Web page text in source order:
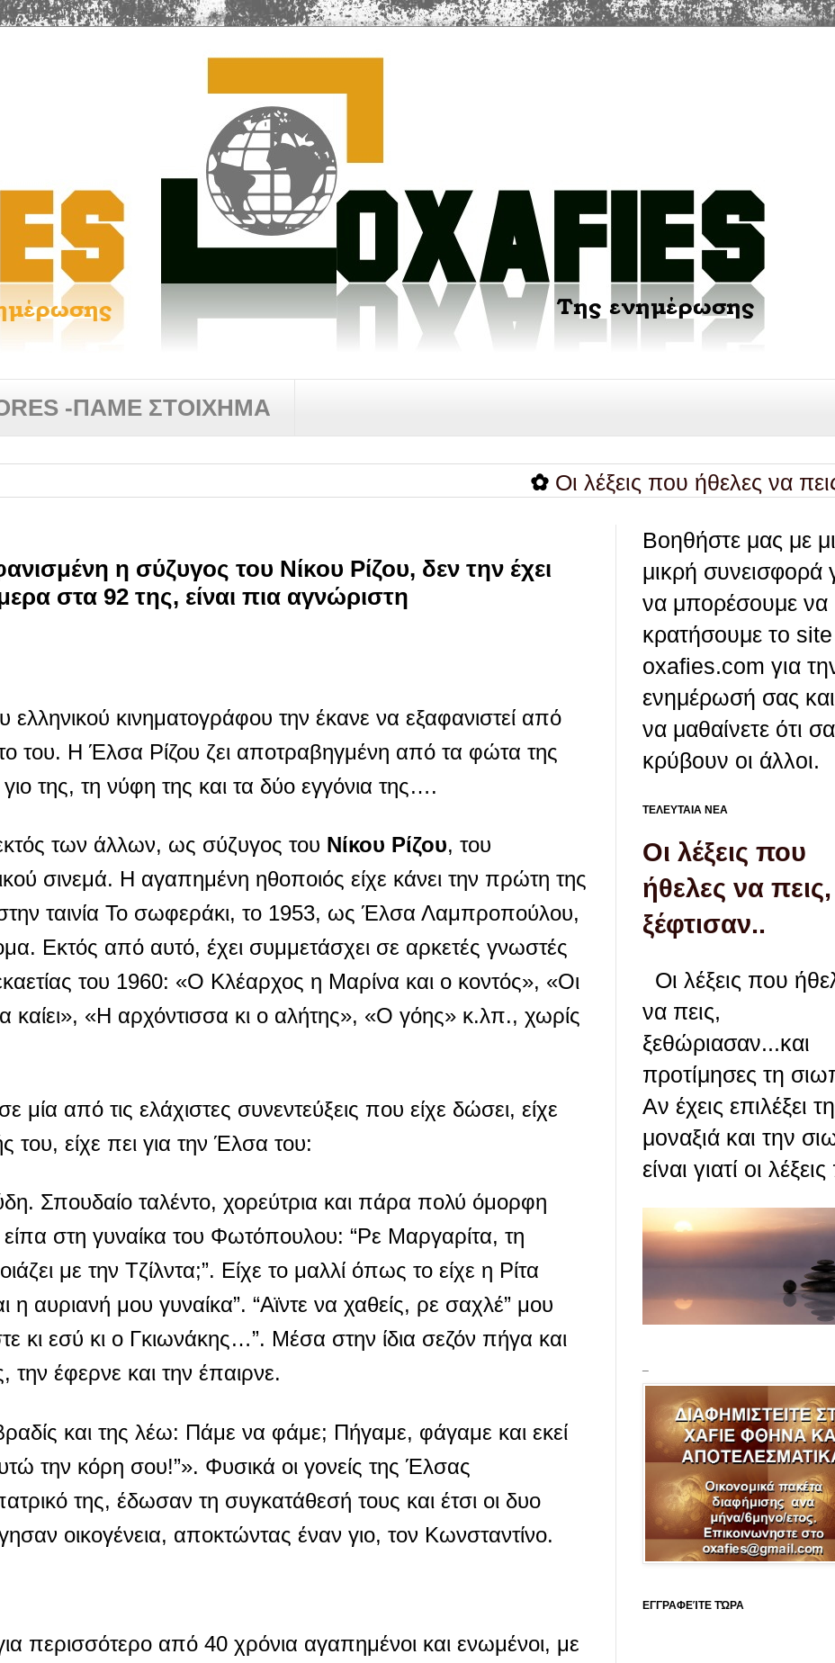
-ΠΑΜΕ ΣΤΟΙΧΗΜΑ
Οι λέξεις που ήθελες να πεις,
η σύζυγος του Νίκου Ρίζου, δεν την έχει
στα 92 της, είναι πια αγνώριστη
ελληνικού κινηματογράφου την έκανε να εξαφανιστεί από
του. Η Έλσα Ρίζου ζει αποτραβηγμένη από τα φώτα της
της, τη νύφη της και τα δύο εγγόνια της….
των άλλων, ως σύζυγος του Νίκου Ρίζου, του
σινεμά. Η αγαπημένη ηθοποιός είχε κάνει την πρώτη της
ταινία Το σωφεράκι, το 1953, ως Έλσα Λαμπροπούλου,
Εκτός από αυτό, έχει συμμετάσχει σε αρκετές γνωστές
του 1960: «Ο Κλέαρχος η Μαρίνα και ο κοντός», «Οι
καίει», «Η αρχόντισσα κι ο αλήτης», «Ο γόης» κ.λπ., χωρίς
μία από τις ελάχιστες συνεντεύξεις που είχε δώσει, είχε
του, είχε πει για την Έλσα του:
Σπουδαίο ταλέντο, χορεύτρια και πάρα πολύ όμορφη
στη γυναίκα του Φωτόπουλου: “Ρε Μαργαρίτα, τη
με την Τζίλντα;”. Είχε το μαλλί όπως το είχε η Ρίτα
αυριανή μου γυναίκα”. “Αϊντε να χαθείς, ρε σαχλέ” μου
κι εσύ κι ο Γκιωνάκης…”. Μέσα στην ίδια σεζόν πήγα και
έφερνε και την έπαιρνε.
και της λέω: Πάμε να φάμε; Πήγαμε, φάγαμε και εκεί
την κόρη σου!”». Φυσικά οι γονείς της Έλσας
της, έδωσαν τη συγκατάθεσή τους και έτσι οι δυο
οικογένεια, αποκτώντας έναν γιο, τον Κωνσταντίνο.
περισσότερο από 40 χρόνια αγαπημένοι και ενωμένοι, με
Βοηθήστε μας με
μικρή συνεισφορά
να μπορέσουμε να
κρατήσουμε το site
oxafies.com για
ενημέρωσή σας
να μαθαίνετε ότι
κρύβουν οι άλλοι.
ΤΕΛΕΥΤΑΙΑ ΝΕΑ
Οι λέξεις που
ήθελες να πεις,
ξέφτισαν..
Οι λέξεις που
να πεις,
ξεθώριασαν...και
προτίμησες τη
Αν έχεις επιλέξει
μοναξιά και την
είναι γιατί οι
ΕΓΓΡΑΦΕΊΤΕ ΤΏΡΑ